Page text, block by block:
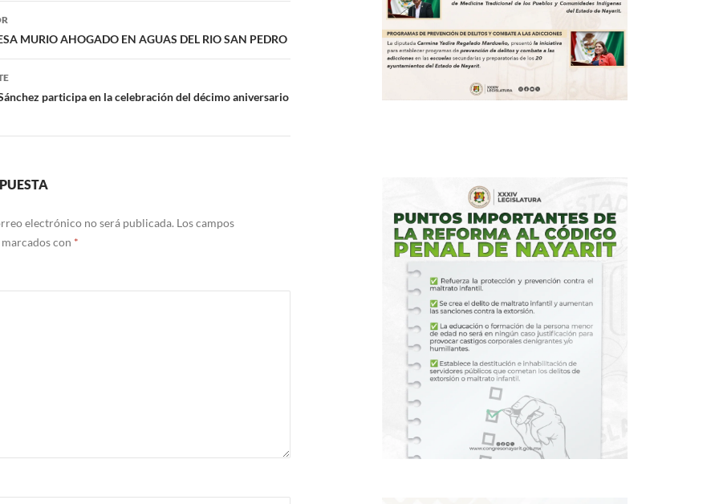
MURIO AHOGADO EN AGUAS DEL RIO SAN PEDRO
participa en la celebración del décimo aniversario
electrónico no será publicada. Los campos
con *